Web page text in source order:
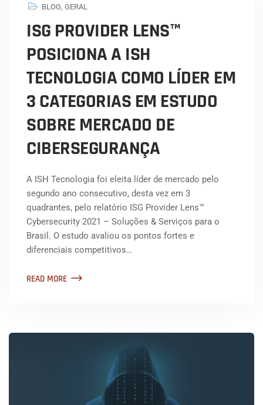
BLOG, GERAL
ISG PROVIDER LENS™
POSICIONA A ISH
TECNOLOGIA COMO LÍDER EM
3 CATEGORIAS EM ESTUDO
SOBRE MERCADO DE
CIBERSEGURANÇA
A ISH Tecnologia foi eleita líder de mercado pelo
segundo ano consecutivo, desta vez em 3
quadrantes, pelo relatório ISG Provider Lens™
Cybersecurity 2021 – Soluções & Serviços para o
Brasil. O estudo avaliou os pontos fortes e
diferenciais competitivos…
READ MORE